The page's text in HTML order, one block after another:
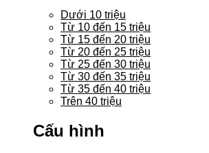
Dưới 10 triệu
Từ 10 đến 15 triệu
Từ 15 đến 20 triệu
Từ 20 đến 25 triệu
Từ 25 đến 30 triệu
Từ 30 đến 35 triệu
Từ 35 đến 40 triệu
Trên 40 triệu
Cấu hình